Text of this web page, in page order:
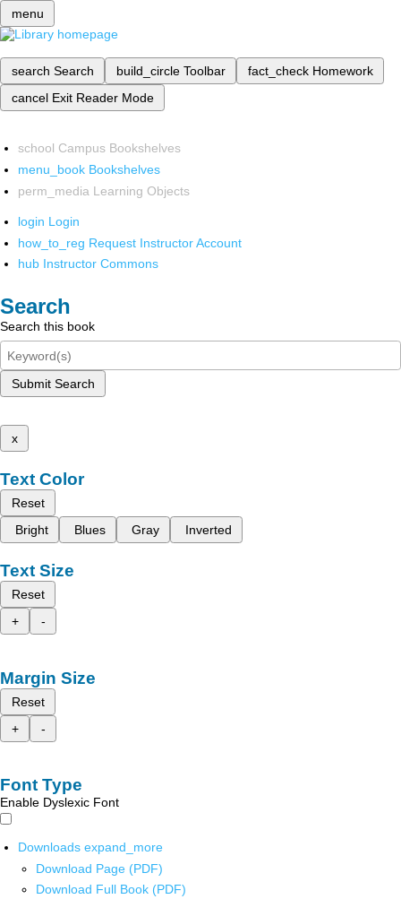
menu
search Search build_circle Toolbar fact_check Homework
cancel Exit Reader Mode
school Campus Bookshelves
menu_book Bookshelves
perm_media Learning Objects
login Login
how_to_reg Request Instructor Account
hub Instructor Commons
Search
Search this book
Submit Search
x
Text Color
Reset
Bright
Blues Gray Inverted
Text Size
Reset
+
-
Margin Size
Reset
+
-
Font Type
Enable Dyslexic Font
Downloads expand_more
Download Page (PDF)
Download Full Book (PDF)